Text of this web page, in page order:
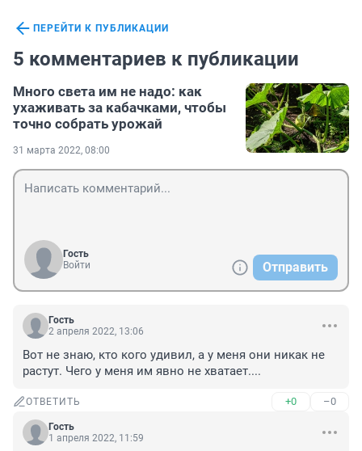
ПЕРЕЙТИ К ПУБЛИКАЦИИ
5 комментариев к публикации
Много света им не надо: как
ухаживать за кабачками, чтобы
точно собрать урожай
31 марта 2022, 08:00
Гость
Войти
Отправить
Гость
2 апреля 2022, 13:06
Вот не знаю, кто кого удивил, а у меня они никак не
растут. Чего у меня им явно не хватает....
ОТВЕТИТЬ +0 –0
Гость
1 апреля 2022, 11:59